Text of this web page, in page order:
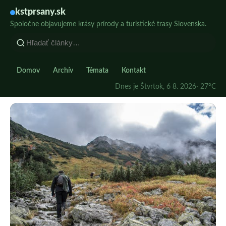
kstprsany.sk
Spoločne objavujeme krásy prírody a turistické trasy Slovenska.
Domov Archív Témata Kontakt
Dnes je Štvrtok, 6 8. 2026· 27°C